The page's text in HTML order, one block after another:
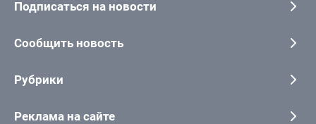
Подписаться на новости
Сообщить новость
Рубрики
Реклама на сайте